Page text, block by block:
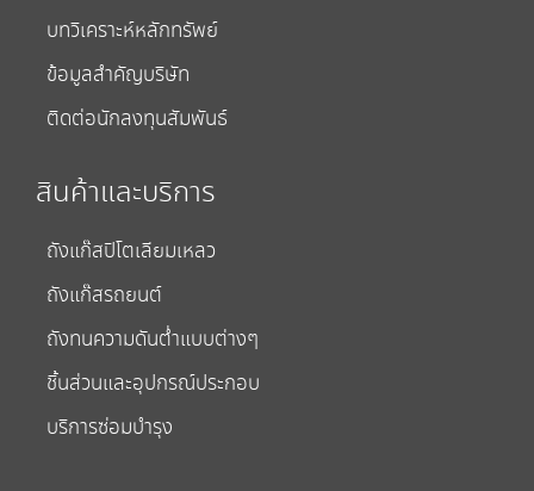
บทวิเคราะห์หลักทรัพย์
ข้อมูลสำคัญบริษัท
ติดต่อนักลงทุนสัมพันธ์
สินค้าและบริการ
ถังแก๊สปิโตเลียมเหลว
ถังแก๊สรถยนต์
ถังทนความดันต่ำแบบต่างๆ
ชิ้นส่วนและอุปกรณ์ประกอบ
บริการซ่อมบำรุง